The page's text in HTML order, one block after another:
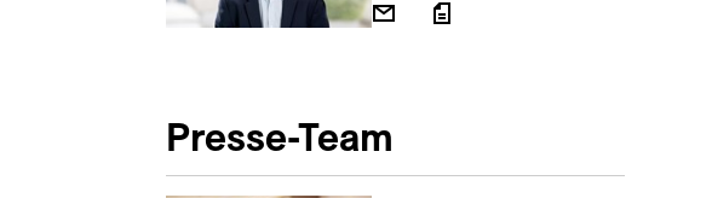
Presse-Team